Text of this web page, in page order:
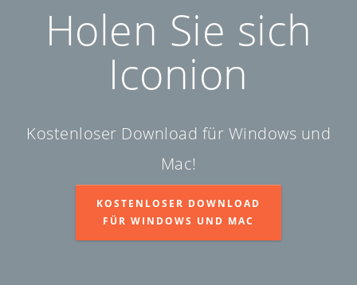
Holen Sie sich
Iconion
Kostenloser Download für Windows und
Mac!
KOSTENLOSER DOWNLOAD
FÜR WINDOWS UND MAC